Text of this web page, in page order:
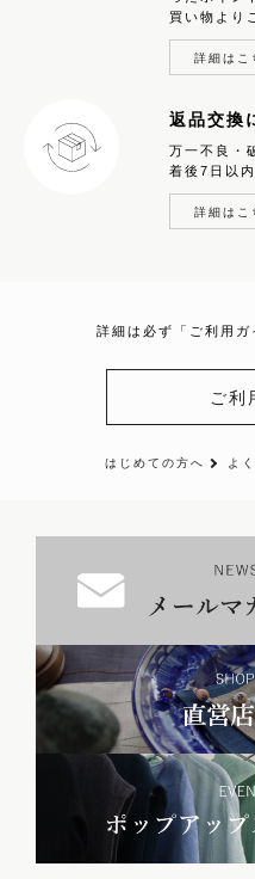
買い物より
詳細はこ
返品交換
万一不良・
着後7日以
詳細はこ
詳細は必ず「ご利用ガ
ご利
はじめての方へ よ